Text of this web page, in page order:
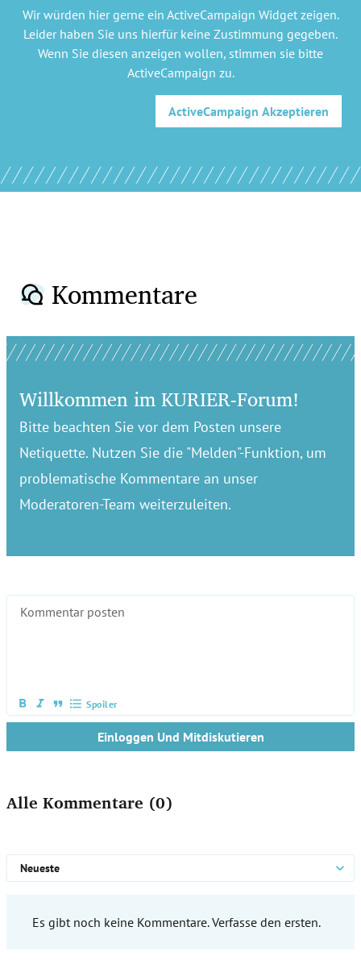
Wir würden hier gerne ein ActiveCampaign Widgetzeigen.
Leider haben Sie uns hierfür keine Zustimmung gegeben.
Wenn Sie diesen anzeigen wollen, stimmen sie bitte
ActiveCampaign zu.
ActiveCampaign Akzeptieren
Kommentare